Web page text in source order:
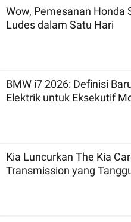
Wow, Pemesanan Honda
Ludes dalam Satu Hari
BMW i7 2026: Definisi
Elektrik untuk Eksekutif
Kia Luncurkan The Kia
Transmission yang